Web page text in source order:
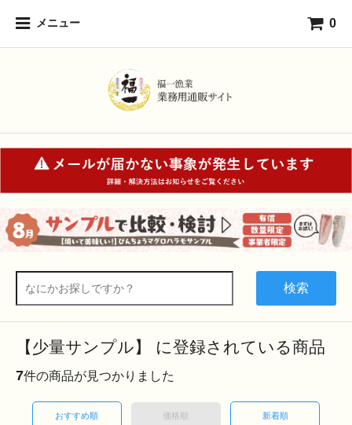
メニュー 0
検索
【少量サンプル】 に登録されている商品
7件の商品が見つかりました
おすすめ順 価格順 新着順